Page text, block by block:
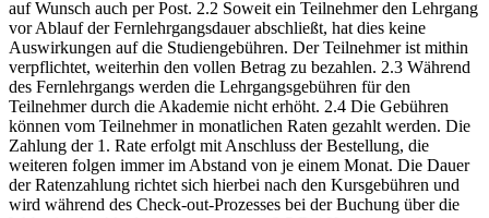
auf Wunsch auch per Post. 2.2 Soweit ein Teilnehmer den Lehrgang
vor Ablauf der Fernlehrgangsdauer abschließt, hat dies keine
Auswirkungen auf die Studiengebühren. Der Teilnehmer ist mithin
verpflichtet, weiterhin den vollen Betrag zu bezahlen. 2.3 Während
des Fernlehrgangs werden die Lehrgangsgebühren für den
Teilnehmer durch die Akademie nicht erhöht. 2.4 Die Gebühren
können vom Teilnehmer in monatlichen Raten gezahlt werden. Die
Zahlung der 1. Rate erfolgt mit Anschluss der Bestellung, die
weiteren folgen immer im Abstand von je einem Monat. Die Dauer
der Ratenzahlung richtet sich hierbei nach den Kursgebühren und
wird während des Check-out-Prozesses bei der Buchung über die